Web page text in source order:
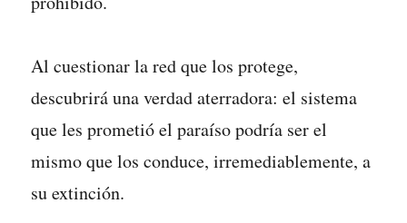
Al cuestionar la red que los protege,
descubrirá una verdad aterradora: el sistema
que les prometió el paraíso podría ser el
mismo que los conduce, irremediablemente, a
su extinción.